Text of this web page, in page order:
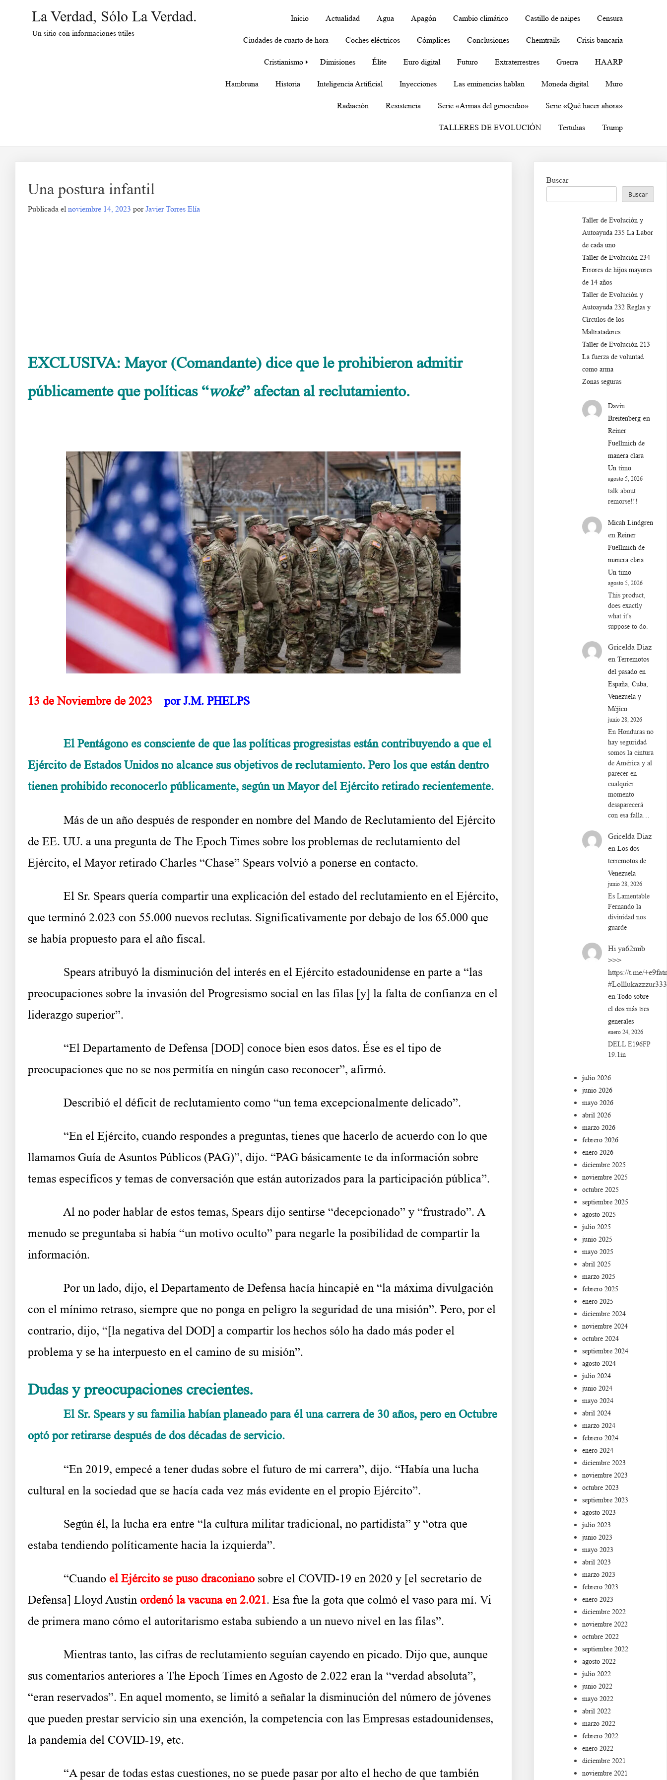
La Verdad, Sólo La Verdad.
Un sitio con informaciones útiles
Inicio Actualidad Agua Apagón Cambio climático Castillo de naipes Censura
Ciudades de cuarto de hora Coches eléctricos Cómplices Conclusiones Chemtrails Crisis bancaria
Cristianismo Dimisiones Élite Euro digital Futuro Extraterrestres Guerra HAARP
Hambruna Historia Inteligencia Artificial Inyecciones Las eminencias hablan Moneda digital Muro
Radiación Resistencia Serie «Armas del genocidio» Serie «Qué hacer ahora»
TALLERES DE EVOLUCIÓN Tertulias Trump
Una postura infantil
Publicada el noviembre 14, 2023 porJavier Torres Elía
EXCLUSIVA: Mayor (Comandante) dice que le prohibieron admitir
públicamente que políticas “woke” afectan al reclutamiento.
13 de Noviembre de 2023 por J.M. PHELPS
El Pentágono es consciente de que las políticas progresistas están contribuyendo a que el
Ejército de Estados Unidos no alcance sus objetivos de reclutamiento. Pero los que están dentro
tienen prohibido reconocerlo públicamente, según un Mayor del Ejército retirado recientemente.
Más de un año después de responder en nombre del Mando de Reclutamiento del Ejército
de EE. UU. a una pregunta de The Epoch Times sobre los problemas de reclutamiento del
Ejército, el Mayor retirado Charles “Chase” Spears volvió a ponerse en contacto.
El Sr. Spears quería compartir una explicación del estado del reclutamiento en el Ejército,
que terminó 2.023 con 55.000 nuevos reclutas. Significativamente por debajo de los 65.000 que
se había propuesto para el año fiscal.
Spears atribuyó la disminución del interés en el Ejército estadounidense en parte a “las
preocupaciones sobre la invasión del Progresismo social en las filas [y] la falta de confianza en el
liderazgo superior”.
“El Departamento de Defensa [DOD] conoce bien esos datos. Ése es el tipo de
preocupaciones que no se nos permitía en ningún caso reconocer”, afirmó.
Describió el déficit de reclutamiento como “un tema excepcionalmente delicado”.
“En el Ejército, cuando respondes a preguntas, tienes que hacerlo de acuerdo con lo que
llamamos Guía de Asuntos Públicos (PAG)”, dijo. “PAG básicamente te da información sobre
temas específicos y temas de conversación que están autorizados para la participación pública”.
Al no poder hablar de estos temas, Spears dijo sentirse “decepcionado” y “frustrado”. A
menudo se preguntaba si había “un motivo oculto” para negarle la posibilidad de compartir la
información.
Por un lado, dijo, el Departamento de Defensa hacía hincapié en “la máxima divulgación
con el mínimo retraso, siempre que no ponga en peligro la seguridad de una misión”. Pero, por el
contrario, dijo, “[la negativa del DOD] a compartir los hechos sólo ha dado más poder el
problema y se ha interpuesto en el camino de su misión”.
Dudas y preocupaciones crecientes.
El Sr. Spears y su familia habían planeado para él una carrera de 30 años, pero en Octubre
optó por retirarse después de dos décadas de servicio.
“En 2019, empecé a tener dudas sobre el futuro de mi carrera”, dijo. “Había una lucha
cultural en la sociedad que se hacía cada vez más evidente en el propio Ejército”.
Según él, la lucha era entre “la cultura militar tradicional, no partidista” y “otra que
estaba tendiendo políticamente hacia la izquierda”.
“Cuando el Ejército se puso draconianosobre el COVID-19 en 2020 y [el secretario de
Defensa] Lloyd Austin ordenó la vacuna en 2.021. Esa fue la gota que colmó el vaso para mí. Vi
de primera mano cómo el autoritarismo estaba subiendo a un nuevo nivel en las filas”.
Mientras tanto, las cifras de reclutamiento seguían cayendo en picado. Dijo que, aunque
sus comentarios anteriores a The Epoch Times en Agosto de 2.022 eran la “verdad absoluta”,
“eran reservados”. En aquel momento, se limitó a señalar la disminución del número de jóvenes
que pueden prestar servicio sin una exención, la competencia con las Empresas estadounidenses,
la pandemia del COVID-19, etc.
“A pesar de todas estas cuestiones, no se puede pasar por alto el hecho de que también
Buscar
Buscar
Taller de Evolución y
Autoayuda 235 La Labor
de cada uno
Taller de Evolución 234
Errores de hijos mayores
de 14 años
Taller de Evolución y
Autoayuda 232 Reglas y
Círculos de los
Maltratadores
Taller de Evoluciòn 213
La fuerza de voluntad
como arma
Zonas seguras
Davin
Breitenberg en
Reiner
Fuellmich de
manera clara
Un timo
agosto 5, 2026
talk about
remorse!!!
Micah Lindgren
enReiner
Fuellmich de
manera clara
Un timo
agosto 5, 2026
This product,
does exactly
what it's
suppose to do.
Gricelda Diaz
enTerremotos
del pasado en
España, Cuba,
Venezuela y
Méjico
junio 28, 2026
En Honduras no
hay seguridad
somos la cintura
de América y al
parecer en
cualquier
momento
desaparecerá
con esa falla…
Gricelda Diaz
enLos dos
terremotos de
Venezuela
junio 28, 2026
Es Lamentable
Fernando la
divinidad nos
guarde
Hi ya62mib
>>>
https://t.me/
#Lolllukazzzur333
enTodo sobre
el dos más tres
generales
enero 24, 2026
DELL E196FP
19.1in
julio 2026
junio 2026
mayo 2026
abril 2026
marzo 2026
febrero 2026
enero 2026
diciembre 2025
noviembre 2025
octubre 2025
septiembre 2025
agosto 2025
julio 2025
junio 2025
mayo 2025
abril 2025
marzo 2025
febrero 2025
enero 2025
diciembre 2024
noviembre 2024
octubre 2024
septiembre 2024
agosto 2024
julio 2024
junio 2024
mayo 2024
abril 2024
marzo 2024
febrero 2024
enero 2024
diciembre 2023
noviembre 2023
octubre 2023
septiembre 2023
agosto 2023
julio 2023
junio 2023
mayo 2023
abril 2023
marzo 2023
febrero 2023
enero 2023
diciembre 2022
noviembre 2022
octubre 2022
septiembre 2022
agosto 2022
julio 2022
junio 2022
mayo 2022
abril 2022
marzo 2022
febrero 2022
enero 2022
diciembre 2021
noviembre 2021